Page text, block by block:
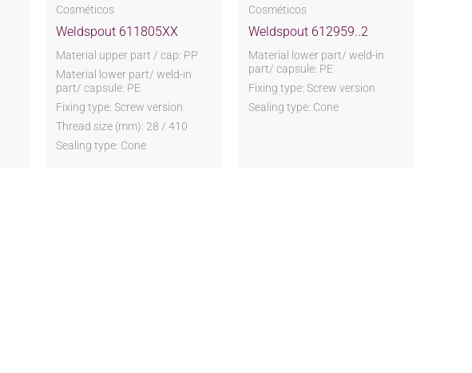
Cosméticos
Weldspout 611805XX
Material upper part / cap: PP
Material lower part/ weld-in
part/ capsule: PE
Fixing type: Screw version
Thread size (mm): 28 / 410
Sealing type: Cone
Cosméticos
Weldspout 612959..2
Material lower part/ weld-in
part/ capsule: PE
Fixing type: Screw version
Sealing type: Cone